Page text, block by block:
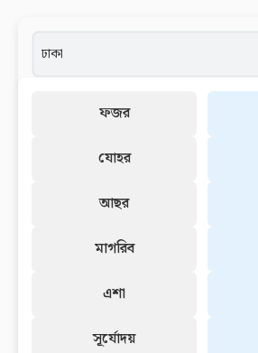
ফজর
যোহর
আছর
মাগরিব
এশা
সূর্যোদয়